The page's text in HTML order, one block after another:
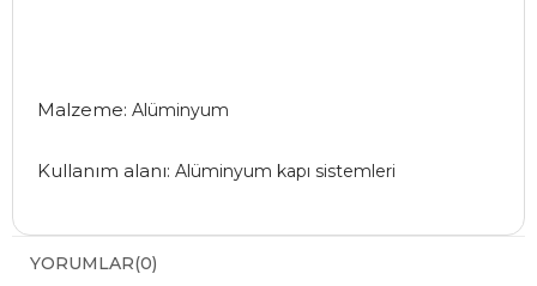
Malzeme: Alüminyum
Kullanım alanı: Alüminyum kapı sistemleri
YORUMLAR(0)